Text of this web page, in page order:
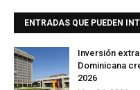
ENTRADAS QUE PUEDEN
Inversión
Dominicana
2026